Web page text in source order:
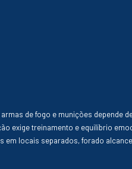
de fogo e munições depende
exige treinamento e equilíbrio
em locais separados, forado